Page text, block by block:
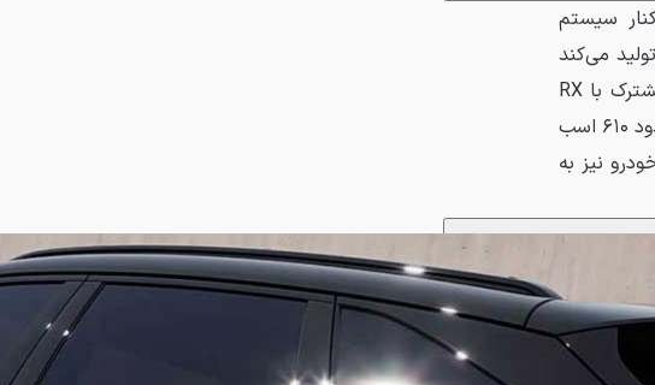
در کنار سیستم
۱۵۴ اسب بخار قدرت تولید می‌کند
و اگرچه مشخصات دقیق موتورهای الکتریکی هنوز اعلام نشده اما با توجه به پلتفرم مشترک با RX
هیبریدی، پیش‌بینی می‌شود نسخه چهارچرخ محرک این خودرو بتواند با قدرت ترکیبی حدود ۶۱۰ اسب
این خودرو نیز به